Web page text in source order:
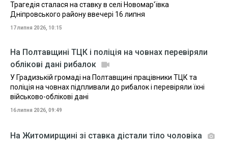
Трагедія сталася на ставку в селі Новомар'ївка
Дніпровського району ввечері 16 липня
17 липня 2026, 10:15
На Полтавщині ТЦК і поліція на човнах перевіряли
облікові дані рибалок
У Градизькій громаді на Полтавщині працівники ТЦК та
поліція на човнах підпливали до рибалок і перевіряли їхні
військово-облікові дані
16 липня 2026, 09:49
На Житомирщині зі ставка дістали тіло чоловіка